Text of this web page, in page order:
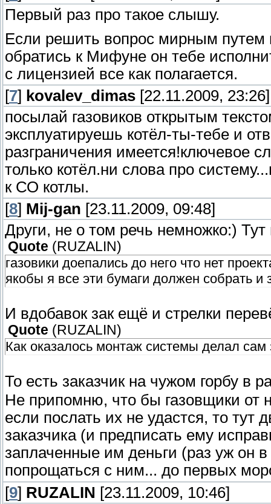
Первый раз про такое слышу.
Если решить вопрос мирным путем
обратись к Мифуне он тебе
с лицензией все как полагается.
[7] kovalev_dimas [22.11.2009, 23:26]
посылай газовиков открытым
эксплуатируешь котёл-ты-тебе и
разграничения имеется!ключевое
только котёл.ни слова про
к СО котлы.
[8] Mij-gan [23.11.2009, 09:48]
Други, не о том речь немножко:) Тут
Quote ( RUZALIN )
газовики доепались до него что нет
якобы я все эти бумаги должен собрать и
И вдобавок зак ещё и стрелки
Quote ( RUZALIN )
Как оказалось монтаж системы делал сам
То есть заказчик на чужом горбу в
Не припомню, что бы газовщики от
если послать их не удастся, то тут
заказчика (и предписать ему
заплаченные им деньги (раз уж он
попрощаться с ним... до первых
[9] RUZALIN [23.11.2009, 10:46]